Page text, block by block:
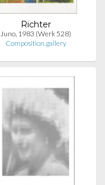
Richter
Juno, 1983 (Werk 528)
Composition.gallery